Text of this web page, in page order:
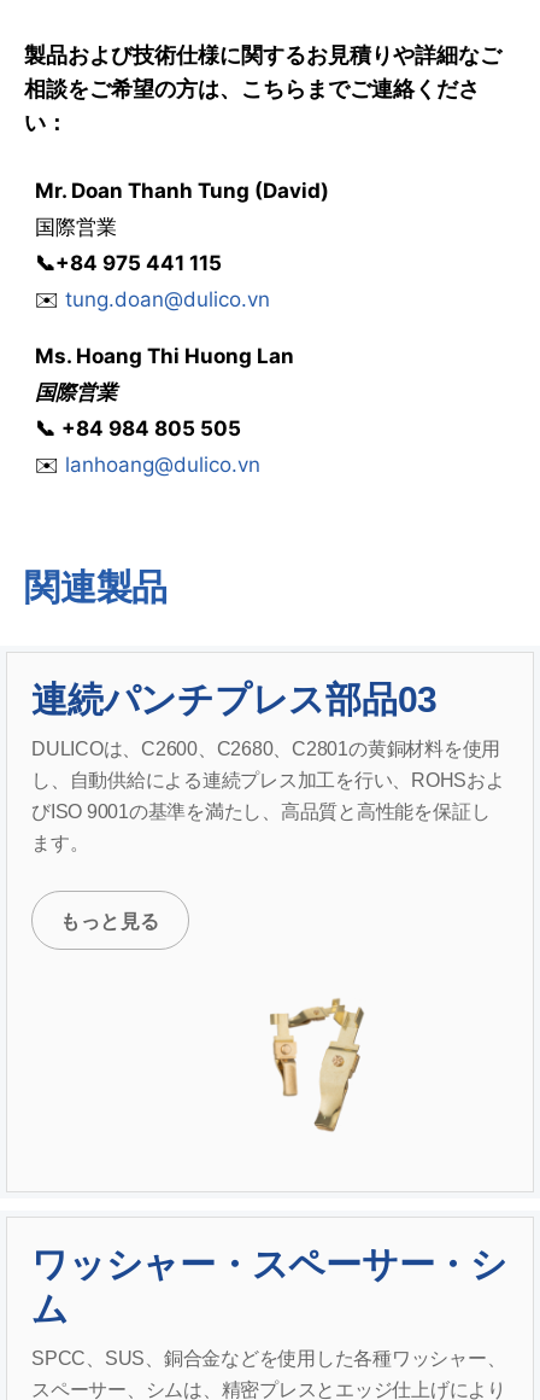
製品および技術仕様に関するお見積りや詳細なご
相談をご希望の方は、こちらまでご連絡くださ
い：
Mr. Doan Thanh Tung (David)
国際営業
📞+84 975 441 115
✉️ tung.doan@dulico.vn
Ms.Hoang Thi Huong Lan
国際営業
📞 ‭‭+84 984 805 505
✉️ lanhoang@dulico.vn
関連製品
連続パンチプレス部品03
DULICOは、C2600、C2680、C2801の黄銅材料を使用
し、自動供給による連続プレス加工を行い、ROHSおよ
びISO 9001の基準を満たし、高品質と高性能を保証し
ます。
もっと見る
ワッシャー・スペーサー・シ
ム
SPCC、SUS、銅合金などを使用した各種ワッシャー、
スペーサー、シムは、精密プレスとエッジ仕上げにより